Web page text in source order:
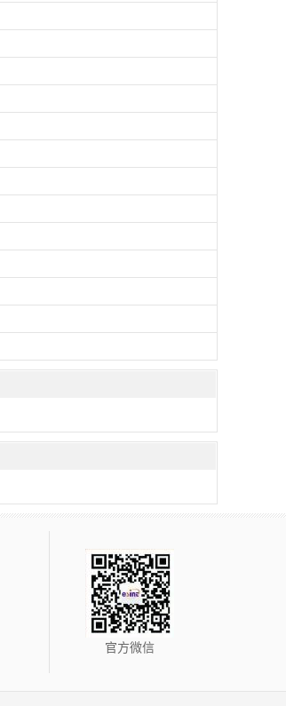
官方微信